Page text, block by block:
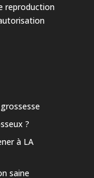
reproduction
?
à LA
saine